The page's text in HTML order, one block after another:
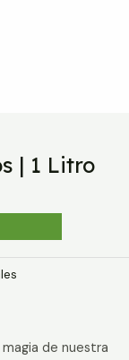
| 1 Litro
de nuestra